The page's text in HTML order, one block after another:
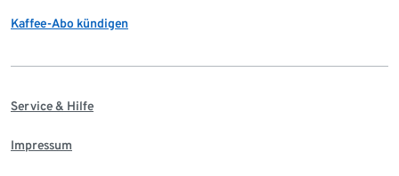
Kaffee-Abo kündigen
Service & Hilfe
Impressum